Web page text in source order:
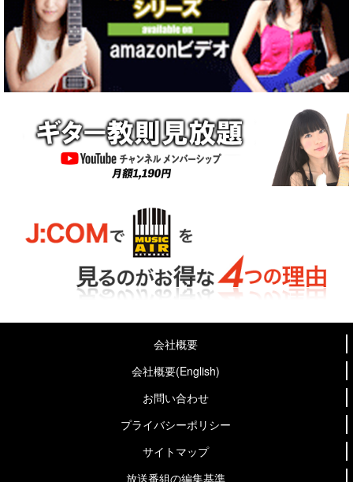
会社概要
会社概要(English)
お問い合わせ
プライバシーポリシー
サイトマップ
放送番組の編集基準